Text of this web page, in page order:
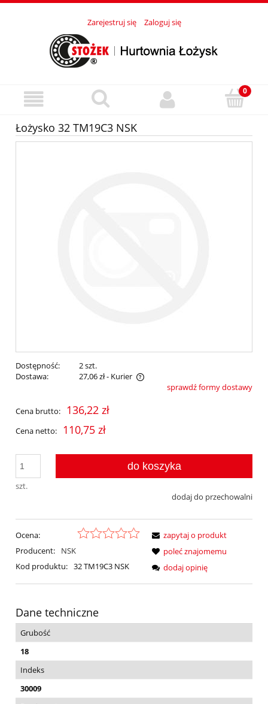
Zarejestruj się Zaloguj się
Łożysko 32 TM19C3 NSK
Dostępność:
2 szt.
Dostawa:
27,06 zł- Kurier
Cena nie zawiera ewentualnych kosztów płatnościsprawdź formy dostawy
Cena brutto: 136,22 zł
Cena netto: 110,75 zł
szt.
do koszyka
dodaj do przechowalni
Ocena:
Producent:
NSK
Kod produktu: 32 TM19C3 NSK
zapytaj o produkt
poleć znajomemu
dodaj opinię
Dane techniczne
Grubość
18
Indeks
30009